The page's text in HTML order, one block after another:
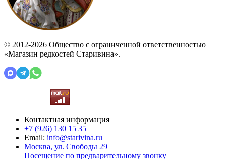
© 2012-2026 Общество с ограниченной ответственностью
«Магазин редкостей Старивина».
Контактная информация
+7 (926) 130 15 35
Email: info@starivina.ru
Москва, ул. Свободы 29
Посещение по предварительному звонку